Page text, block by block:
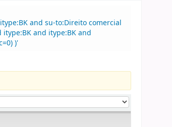
and su-to:Direito comercial
and itype:BK and
)'